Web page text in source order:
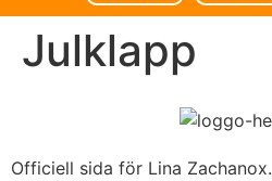
Julklapp
Officiell sida för Lina Zachanox.